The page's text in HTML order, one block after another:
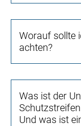
Worauf sollte
achten?
Was ist der
Und was ist